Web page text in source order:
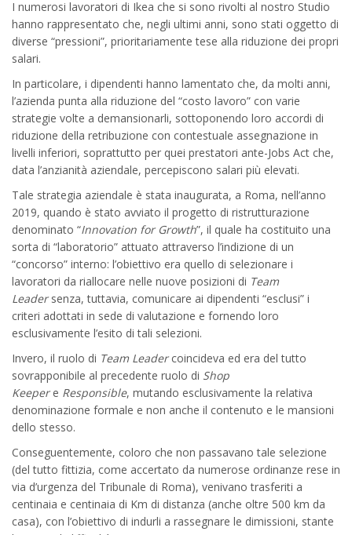
I numerosi lavoratori di Ikea che si sono rivolti al nostro Studio
hanno rappresentato che, negli ultimi anni, sono stati oggetto di
diverse “pressioni”, prioritariamente tese alla riduzione dei propri
salari.
In particolare, i dipendenti hanno lamentato che, da molti anni,
l’azienda punta alla riduzione del “costo lavoro” con varie
strategie volte a demansionarli, sottoponendo loro accordi di
riduzione della retribuzione con contestuale assegnazione in
livelli inferiori, soprattutto per quei prestatori ante-Jobs Act che,
data l’anzianità aziendale, percepiscono salari più elevati.
Tale strategia aziendale è stata inaugurata, a Roma, nell’anno
2019, quando è stato avviato il progetto di ristrutturazione
denominato “Innovation for Growth”, il quale ha costituito una
sorta di “laboratorio” attuato attraverso l’indizione di un
“concorso” interno: l’obiettivo era quello di selezionare i
lavoratori da riallocare nelle nuove posizioni di Team
Leadersenza, tuttavia, comunicare ai dipendenti “esclusi” i
criteri adottati in sede di valutazione e fornendo loro
esclusivamente l’esito di tali selezioni.
Invero, il ruolo di Team Leadercoincideva ed era del tutto
sovrapponibile al precedente ruolo di Shop
Keepere Responsible, mutando esclusivamente la relativa
denominazione formale e non anche il contenuto e le mansioni
dello stesso.
Conseguentemente, coloro che non passavano tale selezione
(del tutto fittizia, come accertato da numerose ordinanze rese in
via d’urgenza del Tribunale di Roma), venivano trasferiti a
centinaia e centinaia di Km di distanza (anche oltre 500 km da
casa), con l’obiettivo di indurli a rassegnare le dimissioni, stante